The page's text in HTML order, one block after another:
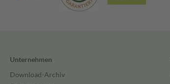
Unternehmen
Download-Archiv